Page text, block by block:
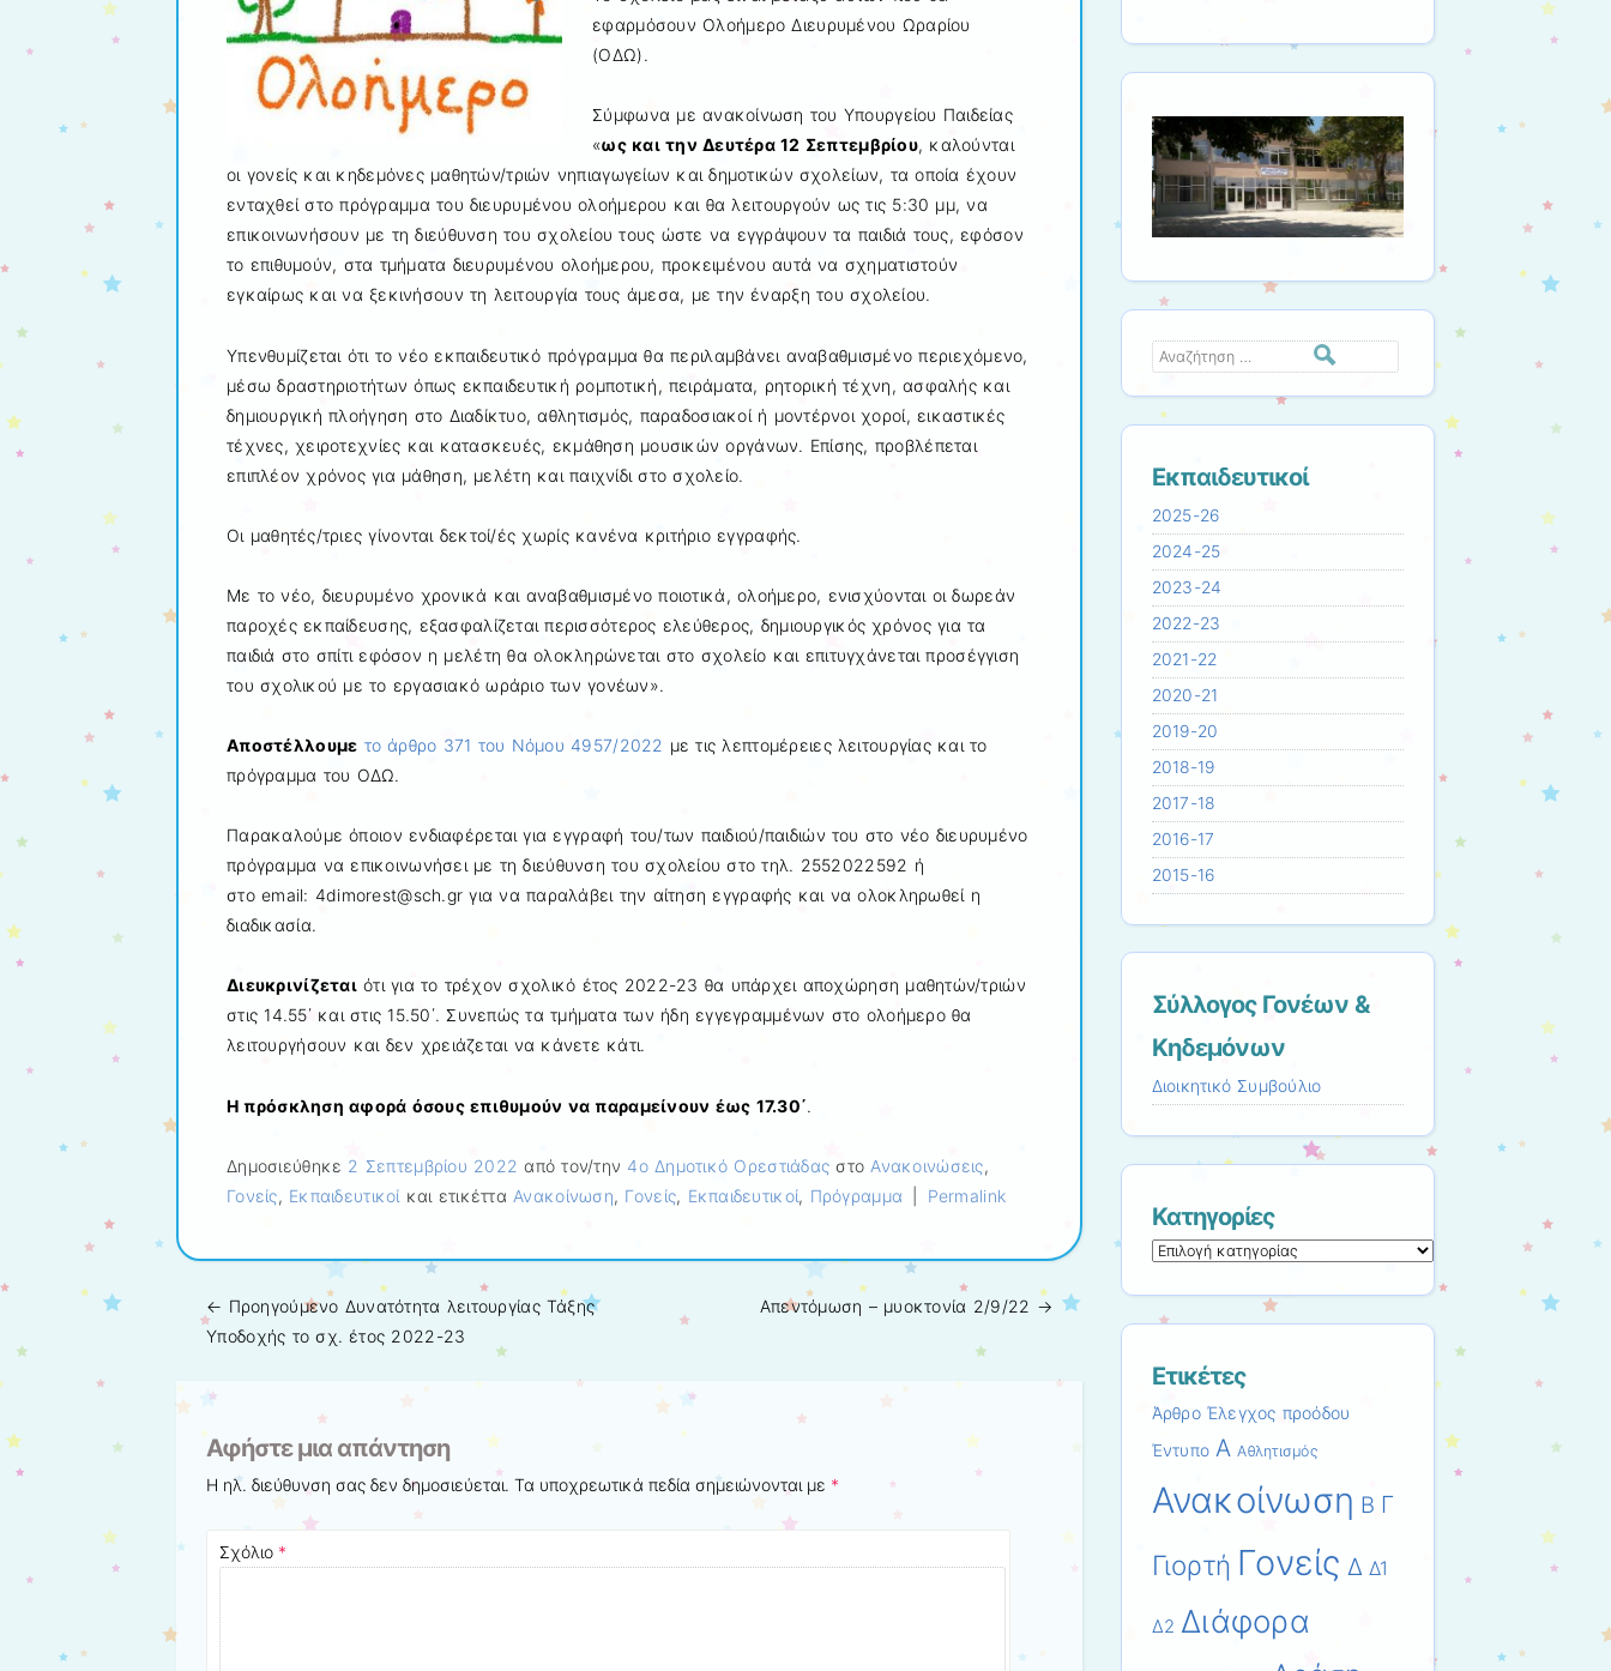
εφαρμόσουν Ολοήμερο Διευρυμένου Ωραρίου
(ΟΔΩ).
Σύμφωνα με ανακοίνωση του Υπουργείου Παιδείας
«ως και την Δευτέρα 12 Σεπτεμβρίου, καλούνται
οι γονείς και κηδεμόνες μαθητών/τριών νηπιαγωγείων και δημοτικών σχολείων, τα οποία έχουν
ενταχθεί στο πρόγραμμα του διευρυμένου ολοήμερου και θα λειτουργούν ως τις 5:30 μμ, να
επικοινωνήσουν με τη διεύθυνση του σχολείου τους ώστε να εγγράψουν τα παιδιά τους, εφόσον
το επιθυμούν, στα τμήματα διευρυμένου ολοήμερου, προκειμένου αυτά να σχηματιστούν
εγκαίρως και να ξεκινήσουν τη λειτουργία τους άμεσα, με την έναρξη του σχολείου.
Υπενθυμίζεται ότι το νέο εκπαιδευτικό πρόγραμμα θα περιλαμβάνει αναβαθμισμένο περιεχόμενο,
μέσω δραστηριοτήτων όπως εκπαιδευτική ρομποτική, πειράματα, ρητορική τέχνη, ασφαλής και
δημιουργική πλοήγηση στο Διαδίκτυο, αθλητισμός, παραδοσιακοί ή μοντέρνοι χοροί, εικαστικές
τέχνες, χειροτεχνίες και κατασκευές, εκμάθηση μουσικών οργάνων. Επίσης, προβλέπεται
επιπλέον χρόνος για μάθηση, μελέτη και παιχνίδι στο σχολείο.
Οι μαθητές/τριες γίνονται δεκτοί/ές χωρίς κανένα κριτήριο εγγραφής.
Με το νέο, διευρυμένο χρονικά και αναβαθμισμένο ποιοτικά, ολοήμερο, ενισχύονται οι δωρεάν
παροχές εκπαίδευσης, εξασφαλίζεται περισσότερος ελεύθερος, δημιουργικός χρόνος για τα
παιδιά στο σπίτι εφόσον η μελέτη θα ολοκληρώνεται στο σχολείο και επιτυγχάνεται προσέγγιση
του σχολικού με το εργασιακό ωράριο των γονέων».
Αποστέλλουμε το άρθρο 371 του Νόμου 4957/2022 με τις λεπτομέρειες λειτουργίας και το
πρόγραμμα του ΟΔΩ.
Παρακαλούμε όποιον ενδιαφέρεται για εγγραφή του/των παιδιού/παιδιών του στο νέο διευρυμένο
πρόγραμμα να επικοινωνήσει με τη διεύθυνση του σχολείου στο τηλ. 2552022592 ή
στο email: 4dimorest@sch.gr για να παραλάβει την αίτηση εγγραφής και να ολοκληρωθεί η
διαδικασία.
Διευκρινίζεταιότι για το τρέχον σχολικό έτος 2022-23 θα υπάρχει αποχώρηση μαθητών/τριών
στις 14.55΄ και στις 15.50΄. Συνεπώς τα τμήματα των ήδη εγγεγραμμένων στο ολοήμερο θα
λειτουργήσουν και δεν χρειάζεται να κάνετε κάτι.
Η πρόσκληση αφορά όσους επιθυμούν να παραμείνουν έως 17.30΄.
Δημοσιεύθηκε 2 Σεπτεμβρίου 2022 από τον/την 4ο Δημοτικό Ορεστιάδας στο Ανακοινώσεις,
Γονείς, Εκπαιδευτικοί και ετικέττα Ανακοίνωση, Γονείς, Εκπαιδευτικοί, Πρόγραμμα Permalink
Πλοήγηση άρθρων
← Προηγούμενo Δυνατότητα λειτουργίας Τάξης
Υποδοχής το σχ. έτος 2022-23
Απεντόμωση – μυοκτονία 2/9/22 →
Αφήστε μια απάντηση
Η ηλ. διεύθυνση σας δεν δημοσιεύεται. Τα υποχρεωτικά πεδία σημειώνονται με *
Σχόλιο *
Αναζήτηση
Εκπαιδευτικοί
2025-26
2024-25
2023-24
2022-23
2021-22
2020-21
2019-20
2018-19
2017-18
2016-17
2015-16
Σύλλογος Γονέων &
Κηδεμόνων
Διοικητικό Συμβούλιο
Κατηγορίες
Κατηγορίες
Ετικέτες
Άρθρο Έλεγχος προόδου
Έντυπο Α Αθλητισμός
Ανακοίνωση Β Γ
Γιορτή Γονείς Δ Δ1
Δ2 Διάφορα